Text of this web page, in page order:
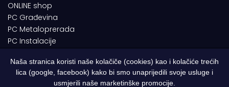
ONLINE shop
PC Građevina
PC Metaloprerada
PC Instalacije
© 1994-2026 | ITC d.o.o. Zenica. Sva prava pridržana | Designed by
Naša stranica koristi naše kolačiče (cookies) kao i kolačiće trećih
lica (google, facebook) kako bi smo unaprijedili svoje usluge i
usmjerili naše marketinške promocije.